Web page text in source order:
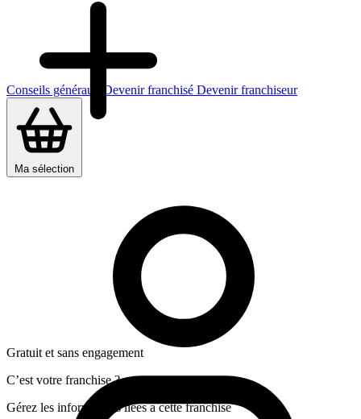
Conseils généraux Devenir franchisé Devenir franchiseur
Ma sélection
Gratuit et sans engagement
C’est votre franchise ?
Gérez les informations liées a cette franchise